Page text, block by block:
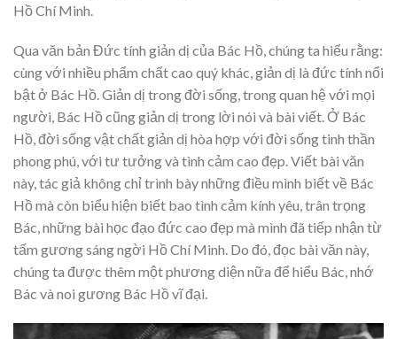
Hồ Chí Minh.
Qua văn bản Đức tính giản dị của Bác Hồ, chúng ta hiểu rằng:
cùng với nhiều phẩm chất cao quý khác, giản dị là đức tính nổi
bật ở Bác Hồ. Giản dị trong đời sống, trong quan hệ với mọi
người, Bác Hồ cũng giản dị trong lời nói và bài viết. Ở Bác
Hồ, đời sống vật chất giản dị hòa hợp với đời sống tinh thần
phong phú, với tư tưởng và tình cảm cao đẹp. Viết bài văn
này, tác giả không chỉ trình bày những điều mình biết về Bác
Hồ mà còn biểu hiện biết bao tình cảm kính yêu, trân trọng
Bác, những bài học đạo đức cao đẹp mà mình đã tiếp nhận từ
tấm gương sáng ngời Hồ Chí Minh. Do đó, đọc bài văn này,
chúng ta được thêm một phương diện nữa để hiểu Bác, nhớ
Bác và noi gương Bác Hồ vĩ đại.